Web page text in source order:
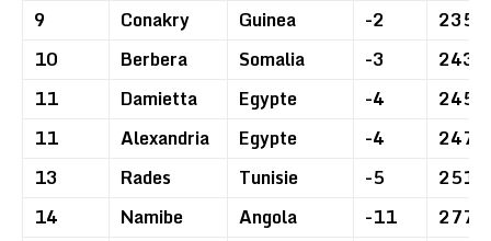
9 Conakry Guinea -2
235
10
Berbera Somalia -3
243
11
Damietta Egypte -4
245
11
Alexandria Egypte -4
247
13
Rades Tunisie -5
251
14
Namibe Angola -11
277